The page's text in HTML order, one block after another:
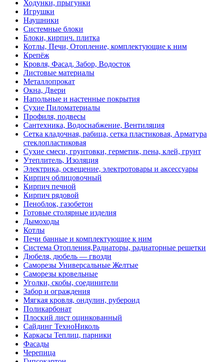
Ходунки, прыгунки
Игрушки
Наушники
Системные блоки
Блоки, кирпич. плитка
Котлы, Печи, Отопление, комплектующие к ним
Крепёж
Кровля, Фасад, Забор, Водосток
Листовые материалы
Металлопрокат
Окна, Двери
Напольные и настенные покрытия
Сухие Пиломатериалы
Профиля, подвесы
Сантехника, Водоснабжение, Вентиляция
Сетка кладочная, рабица, сетка пластиковая, Арматура
стеклопластиковая
Сухие смеси, грунтовки, герметик, пена, клей, грунт
Утеплитель, Изоляция
Электрика, освещение, электротовары и аксессуары
Кирпич облицовочный
Кирпич печной
Кирпич рядовой
Пеноблок, газобетон
Готовые столярные изделия
Дымоходы
Котлы
Печи банные и комплектующие к ним
Система Отопления,Радиаторы, радиаторные решетки
Дюбеля, дюбель — гвозди
Саморезы Универсальные Желтые
Саморезы кровельные
Уголки, скобы, соединители
Забор и ограждения
Мягкая кровля, ондулин, рубероид
Поликарбонат
Плоский лист оцинкованный
Сайдинг ТехноНиколь
Каркасы Теплиц, парники
Фасады
Черепица